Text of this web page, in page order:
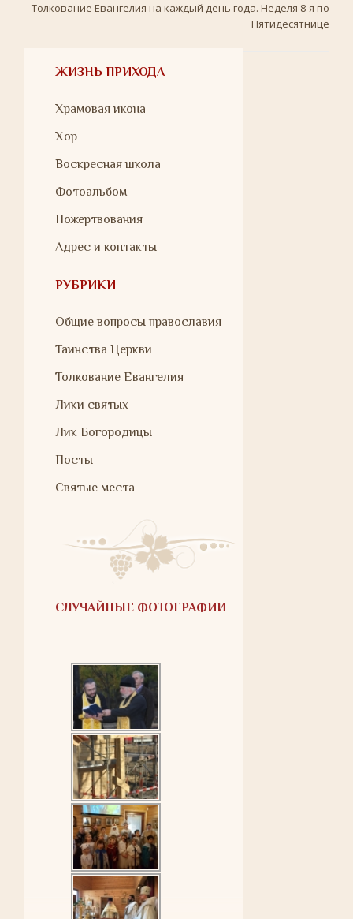
Толкование Евангелия на каждый день года. Неделя 8-я по
Пятидесятнице
ЖИЗНЬ ПРИХОДА
Храмовая икона
Хор
Воскресная школа
Фотоальбом
Пожертвования
Адрес и контакты
РУБРИКИ
Общие вопросы православия
Таинства Церкви
Толкование Евангелия
Лики святых
Лик Богородицы
Посты
Святые места
СЛУЧАЙНЫЕ ФОТОГРАФИИ